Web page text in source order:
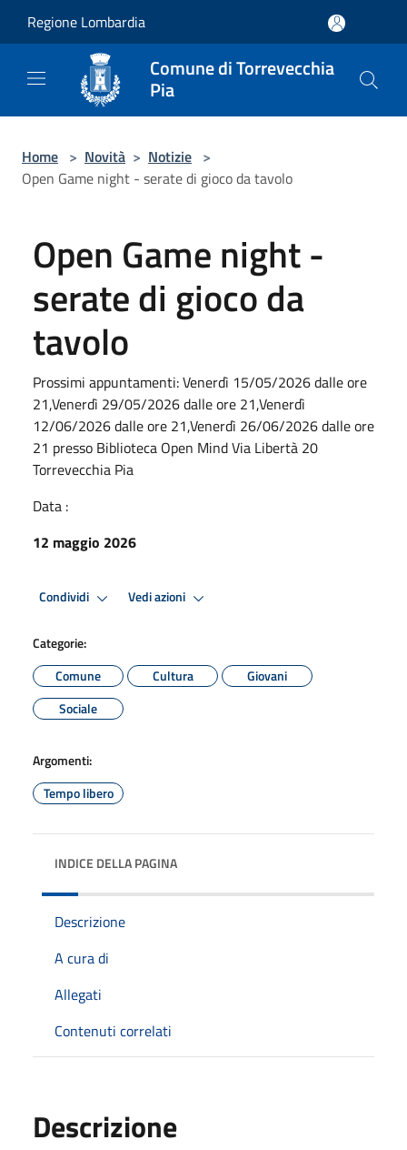
Regione Lombardia
Comune di Torrevecchia
Pia
Home > Novità > Notizie >
Open Game night - serate di gioco da tavolo
Open Game night -
serate di gioco da
tavolo
Prossimi appuntamenti: Venerdì 15/05/2026 dalle ore
21,Venerdì 29/05/2026 dalle ore 21,Venerdì
12/06/2026 dalle ore 21,Venerdì 26/06/2026 dalle ore
21 presso Biblioteca Open Mind Via Libertà 20
Torrevecchia Pia
Data :
12 maggio 2026
Condividi Vedi azioni
Categorie:
Comune
Cultura
Giovani
Sociale
Argomenti:
Tempo libero
INDICE DELLA PAGINA
Descrizione
A cura di
Allegati
Contenuti correlati
Descrizione